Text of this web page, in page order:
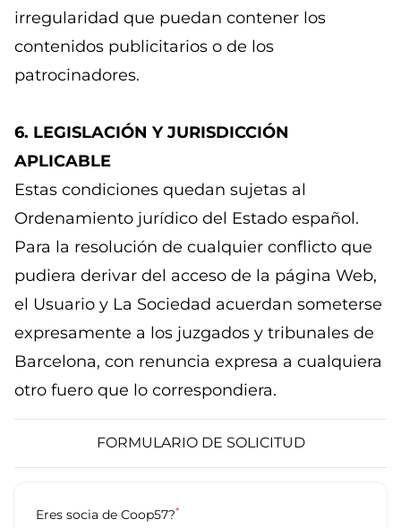
irregularidad que puedan contener los
contenidos publicitarios o de los
patrocinadores.
6. LEGISLACIÓN Y JURISDICCIÓN
APLICABLE
Estas condiciones quedan sujetas al
Ordenamiento jurídico del Estado español.
Para la resolución de cualquier conflicto que
pudiera derivar del acceso de la página Web,
el Usuario y La Sociedad acuerdan someterse
expresamente a los juzgados y tribunales de
Barcelona, con renuncia expresa a cualquiera
otro fuero que lo correspondiera.
FORMULARIO DE SOLICITUD
Eres socia de Coop57?*